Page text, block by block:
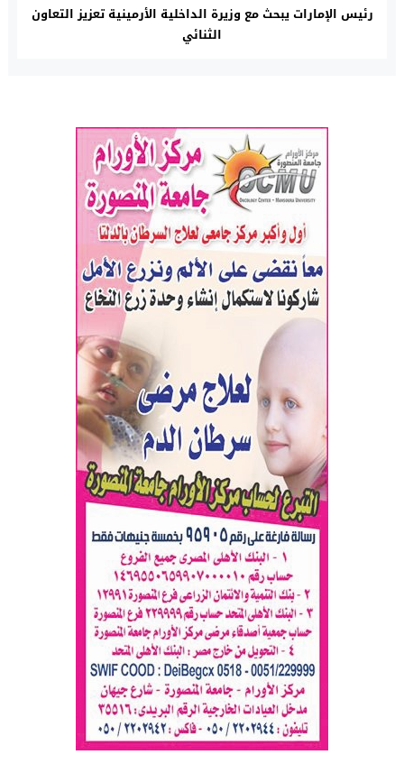
رئيس الإمارات يبحث مع وزيرة الداخلية الأرمينية تعزيز التعاون
الثنائي